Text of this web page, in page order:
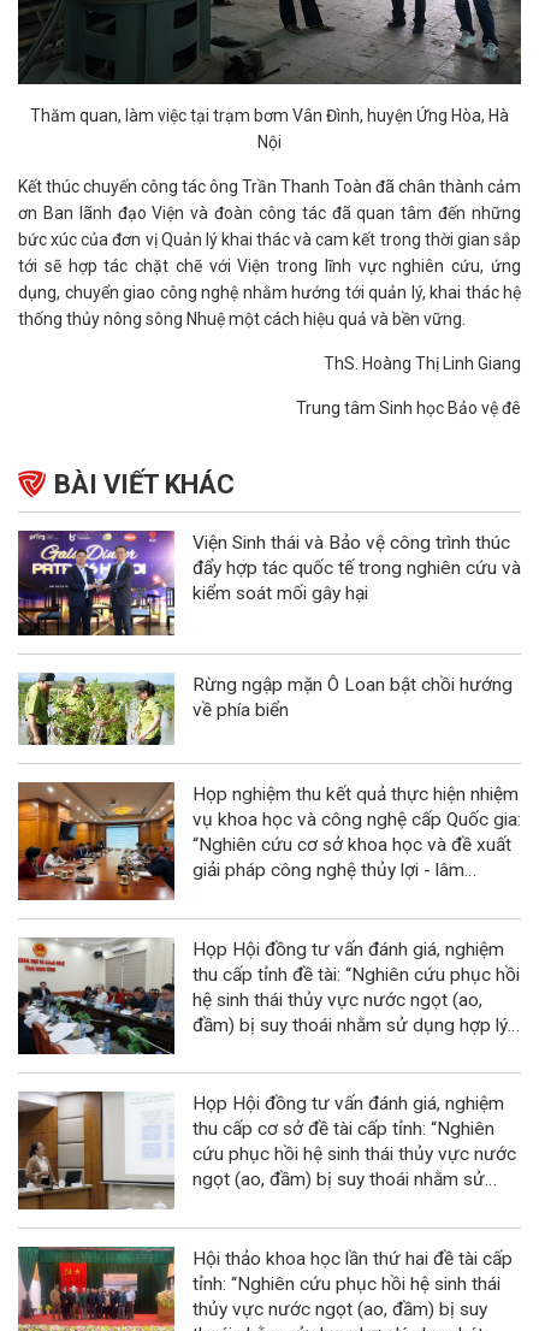
Thăm quan, làm việc tại trạm bơm Vân Đình, huyện Ứng Hòa, Hà
Nội
Kết thúc chuyến công tác ông Trần Thanh Toàn đã chân thành cảm
ơn Ban lãnh đạo Viện và đoàn công tác đã quan tâm đến những
bức xúc của đơn vị Quản lý khai thác và cam kết trong thời gian sắp
tới sẽ hợp tác chặt chẽ với Viện trong lĩnh vực nghiên cứu, ứng
dụng, chuyển giao công nghệ nhằm hướng tới quản lý, khai thác hệ
thống thủy nông sông Nhuệ một cách hiệu quả và bền vững.
ThS. Hoàng Thị Linh Giang
Trung tâm Sinh học Bảo vệ đê
BÀI VIẾT KHÁC
Viện Sinh thái và Bảo vệ công trình thúc
đẩy hợp tác quốc tế trong nghiên cứu và
kiểm soát mối gây hại
Rừng ngập mặn Ô Loan bật chồi hướng
về phía biển
Họp nghiệm thu kết quả thực hiện nhiệm
vụ khoa học và công nghệ cấp Quốc gia:
“Nghiên cứu cơ sở khoa học và đề xuất
giải pháp công nghệ thủy lợi - lâm
rừng ngập mặn tại Khu dự trữ sinh
quyển sông Hồng”
Họp Hội đồng tư vấn đánh giá, nghiệm
thu cấp tỉnh đề tài: “Nghiên cứu phục hồi
hệ sinh thái thủy vực nước ngọt (ao,
đầm) bị suy thoái nhằm sử dụng hợp lý
nhỏ tỉnh Ninh Bình”
Họp Hội đồng tư vấn đánh giá, nghiệm
thu cấp cơ sở đề tài cấp tỉnh: “Nghiên
cứu phục hồi hệ sinh thái thủy vực nước
ngọt (ao, đầm) bị suy thoái nhằm sử
kinh tế quy mô nhỏ tỉnh Ninh Bình”
Hội thảo khoa học lần thứ hai đề tài cấp
tỉnh: “Nghiên cứu phục hồi hệ sinh thái
thủy vực nước ngọt (ao, đầm) bị suy